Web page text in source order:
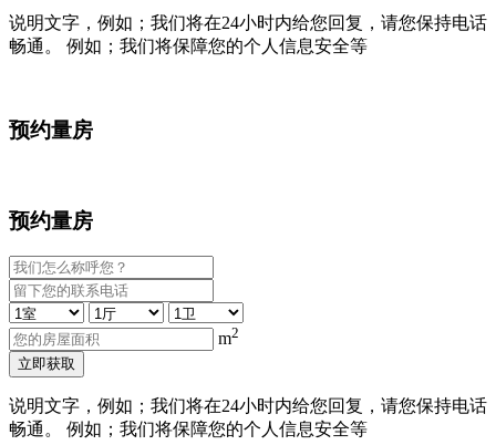
说明文字，例如；我们将在24小时内给您回复，请您保持电话
畅通。 例如；我们将保障您的个人信息安全等
预约量房
预约量房
m2
立即获取
说明文字，例如；我们将在24小时内给您回复，请您保持电话
畅通。 例如；我们将保障您的个人信息安全等